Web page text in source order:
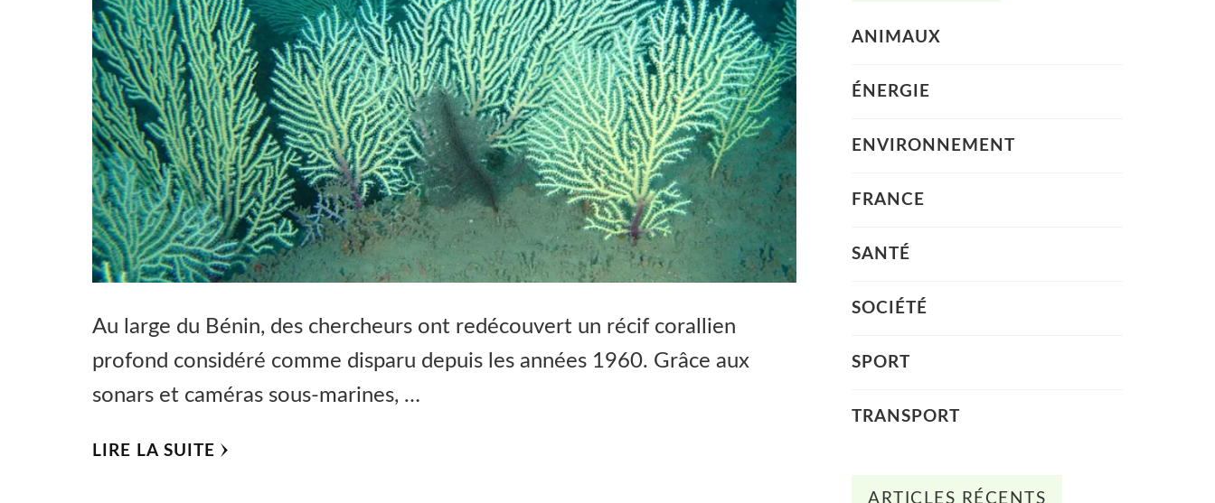
Au large du Bénin, des chercheurs ont redécouvert un récif corallien
profond considéré comme disparu depuis les années 1960. Grâce aux
sonars et caméras sous-marines, …
LIRE LA SUITE
ANIMAUX
ÉNERGIE
ENVIRONNEMENT
FRANCE
SANTÉ
SOCIÉTÉ
SPORT
TRANSPORT
ARTICLES RÉCENTS